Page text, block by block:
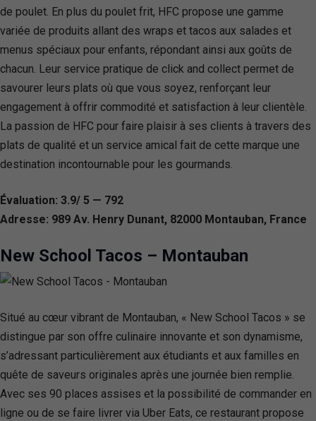
de poulet. En plus du poulet frit, HFC propose une gamme
variée de produits allant des wraps et tacos aux salades et
menus spéciaux pour enfants, répondant ainsi aux goûts de
chacun. Leur service pratique de click and collect permet de
savourer leurs plats où que vous soyez, renforçant leur
engagement à offrir commodité et satisfaction à leur clientèle.
La passion de HFC pour faire plaisir à ses clients à travers des
plats de qualité et un service amical fait de cette marque une
destination incontournable pour les gourmands.
Évaluation: 3.9/ 5 — 792
Adresse: 989 Av. Henry Dunant, 82000 Montauban, France
New School Tacos – Montauban
Situé au cœur vibrant de Montauban, « New School Tacos » se
distingue par son offre culinaire innovante et son dynamisme,
s’adressant particulièrement aux étudiants et aux familles en
quête de saveurs originales après une journée bien remplie.
Avec ses 90 places assises et la possibilité de commander en
ligne ou de se faire livrer via Uber Eats, ce restaurant propose